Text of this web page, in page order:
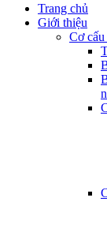
Trang chủ
Giới thiệu
Cơ